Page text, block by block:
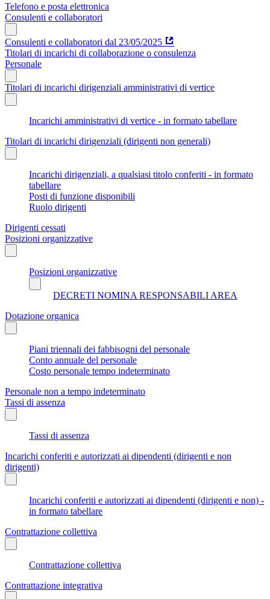
Telefono e posta elettronica
Consulenti e collaboratori
Consulenti e collaboratori dal 23/05/2025
Titolari di incarichi di collaborazione o consulenza
Personale
Titolari di incarichi dirigenziali amministrativi di vertice
Incarichi amministrativi di vertice - in formato tabellare
Titolari di incarichi dirigenziali (dirigenti non generali)
Incarichi dirigenziali, a qualsiasi titolo conferiti - in formato
tabellare
Posti di funzione disponibili
Ruolo dirigenti
Dirigenti cessati
Posizioni organizzative
Posizioni organizzative
DECRETI NOMINA RESPONSABILI AREA
Dotazione organica
Piani triennali dei fabbisogni del personale
Conto annuale del personale
Costo personale tempo indeterminato
Personale non a tempo indeterminato
Tassi di assenza
Tassi di assenza
Incarichi conferiti e autorizzati ai dipendenti (dirigenti e non
dirigenti)
Incarichi conferiti e autorizzati ai dipendenti (dirigenti e non) -
in formato tabellare
Contrattazione collettiva
Contrattazione collettiva
Contrattazione integrativa